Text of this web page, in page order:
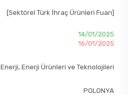
[Sektörel Türk İhraç Ürünleri Fuarı]
14/01/2025
16/01/2025
Enerji, Enerji Ürünleri ve Teknolojileri
POLONYA